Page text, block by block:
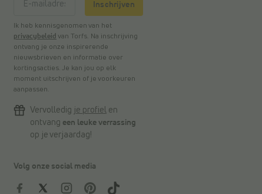
Inschrijven
Ik heb kennisgenomen van het
privacybeleid van Torfs. Na inschrijving
ontvang je onze inspirerende
nieuwsbrieven en informatie over
kortingsacties. Je kan jou op elk
moment uitschrijven of je voorkeuren
aanpassen.
Vervolledig je profiel en
ontvang een leuke verrassing
op je verjaardag!
Volg onze social media